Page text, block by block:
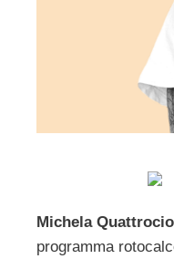
Michela
programma